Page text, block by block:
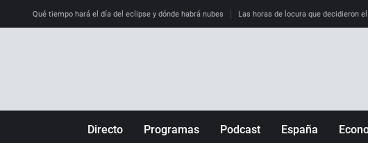
Qué tiempo hará el día del eclipse y dónde habrá nubes Las horas de locura que decidieron
Directo Programas Podcast España